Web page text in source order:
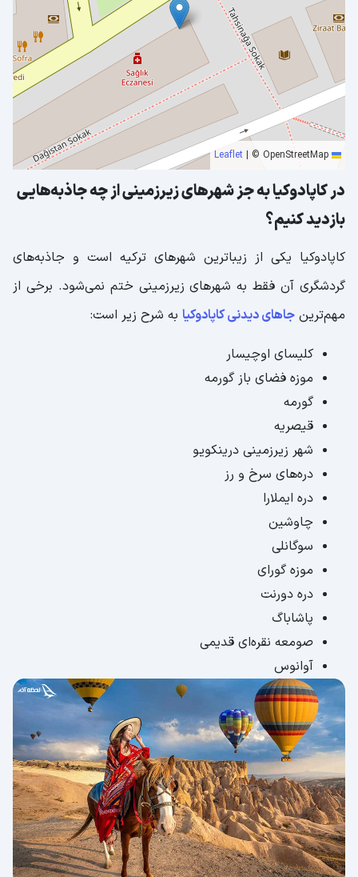
| © OpenStreetMap
در کاپادوکیا به جز شهرهای زیرزمینی از چه جاذبه‌هایی
بازدید کنیم؟
کاپادوکیا یکی از زیباترین شهرهای ترکیه است و جاذبه‌های
گردشگری آن فقط به شهرهای زیرزمینی ختم نمی‌شود. برخی از
مهم‌ترین جاهای دیدنی کاپادوکیا به شرح زیر است:
کلیسای اوچیسار
موزه فضای باز گورمه
گورمه
قیصریه
شهر زیرزمینی درینکویو
دره‌های سرخ و رز
دره ایملارا
چاوشین
سوگانلی
موزه گورای
دره دورنت
پاشاباگ
صومعه نقره‌ای قدیمی
آوانوس